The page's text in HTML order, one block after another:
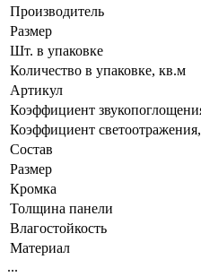
Производитель
Размер
Шт. в упаковке
Количество в упаковке, кв.м
Артикул
Коэффициент
Коэффициент
Состав
Размер
Кромка
Толщина панели
Влагостойкость
Материал
...